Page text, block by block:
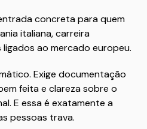
concreta para quem
italiana, carreira
ao mercado europeu.
Exige documentação
feita e clareza sobre o
E essa é exatamente a
pessoas trava.